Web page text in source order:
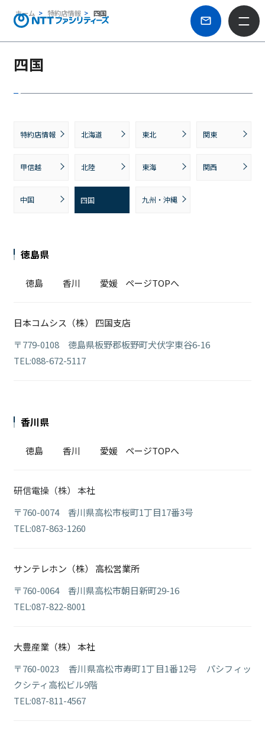
ホーム 特約店情報 四国
四国
特約店情報 北海道 東北 関東
甲信越 北陸 東海 関西
中国 四国 九州・沖縄
徳島県
徳島 香川 愛媛 ページTOPへ
日本コムシス（株） 四国支店
〒779-0108 徳島県板野郡板野町犬伏字東谷6-16
TEL:088-672-5117
香川県
徳島 香川 愛媛 ページTOPへ
研信電操（株） 本社
〒760-0074 香川県高松市桜町1丁目17番3号
TEL:087-863-1260
サンテレホン（株） 高松営業所
〒760-0064 香川県高松市朝日新町29-16
TEL:087-822-8001
大豊産業（株） 本社
〒760-0023 香川県高松市寿町1丁目1番12号 パシフィッ
クシティ高松ビル9階
TEL:087-811-4567